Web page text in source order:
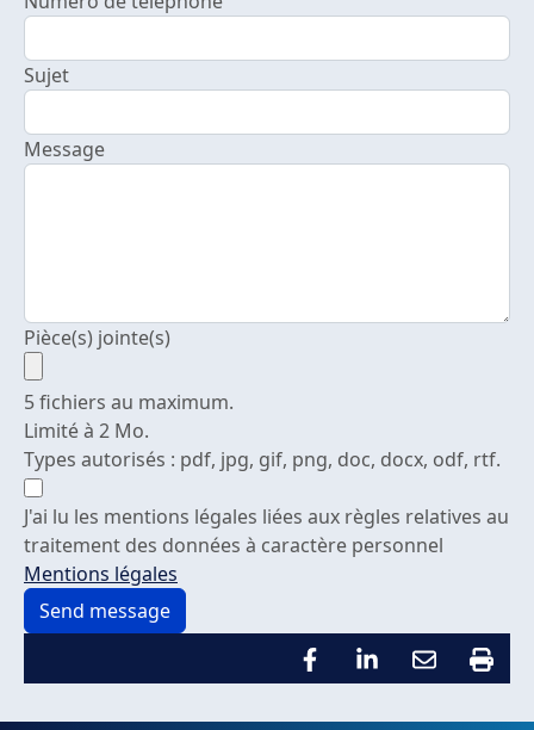
Sujet
Message
Pièce(s) jointe(s)
5 fichiers au maximum.
Limité à 2 Mo.
Types autorisés : pdf, jpg, gif, png, doc, docx, odf, rtf.
J'ai lu les mentions légales liées aux règles relatives au
traitement des données à caractère personnel
Mentions légales